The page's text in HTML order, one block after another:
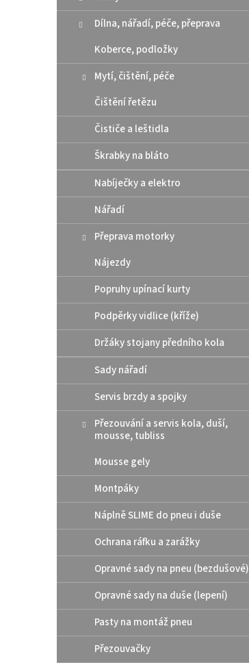
Dílna, nářadí, péče, přeprava
Koberce, podložky
Mytí, čištění, péče
Čištění řetězu
Čističe a leštidla
Škrabky na bláto
Nabíječky a elektro
Nářadí
Přeprava motorky
Nájezdy
Popruhy upínací kurty
Podpěrky vidlice (kříže)
Držáky stojany předního kola
Sady nářadí
Servis brzdy a spojky
Přezouvání a servis kola, duší,
mousse, tubliss
Mousse gely
Montpáky
Náplně SLIME do pneu i duše
Ochrana ráfku a zarážky
Opravné sady na pneu (bezdušové)
Opravné sady na duše (lepení)
Pasty na montáž pneu
Přezouvačky